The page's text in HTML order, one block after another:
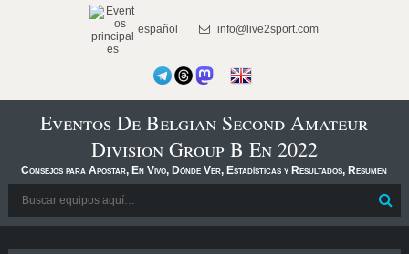
español info@live2sport.com
Eventos De Belgian Second Amateur
Division Group B En 2022
Consejos para Apostar, En Vivo, Dónde Ver, Estadísticas y Resultados, Resumen